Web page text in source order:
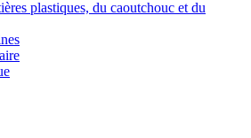
plastiques, du caoutchouc et du